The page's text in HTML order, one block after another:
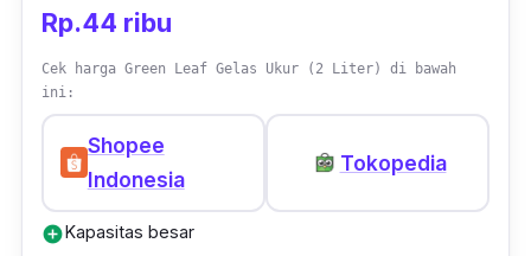
Rp.44 ribu
Cek harga Green Leaf Gelas Ukur (2 Liter) di bawah
ini:
Shopee
Indonesia
Tokopedia
add_circleKapasitas besar